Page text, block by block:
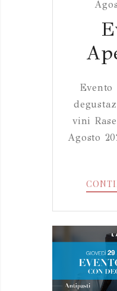
Evento
vini
Agosto